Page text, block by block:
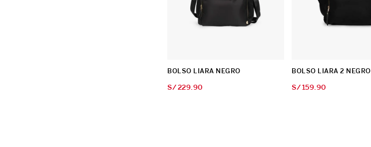
BOLSO LIARA NEGRO
S/229 90
BOLSO LIARA 2 NEGRO
S/159 90